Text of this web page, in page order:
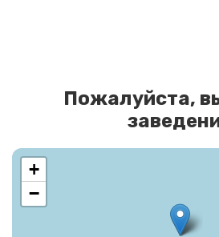
Пожалуйста,
+
−